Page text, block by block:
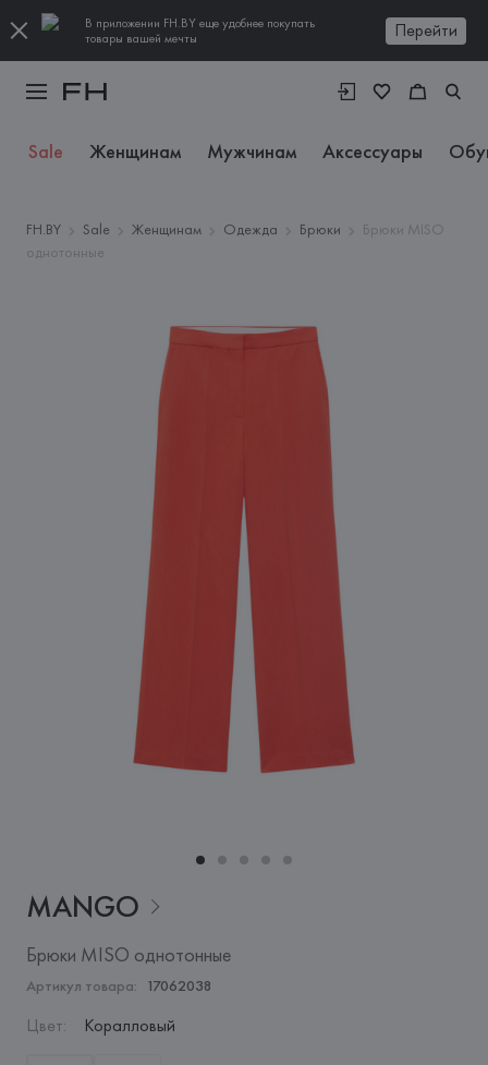
В приложении FH.BY еще удобнее покупать
товары вашей мечты
Перейти
Sale Женщинам Мужчинам Аксессуары
FH.BY Sale Женщинам Одежда Брюки
Брюки MISO
однотонные
MANGO
Брюки MISO однотонные
Артикул товара: 17062038
Цвет: Коралловый